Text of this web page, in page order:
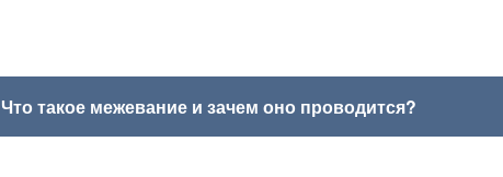
Что такое межевание и зачем оно проводится?